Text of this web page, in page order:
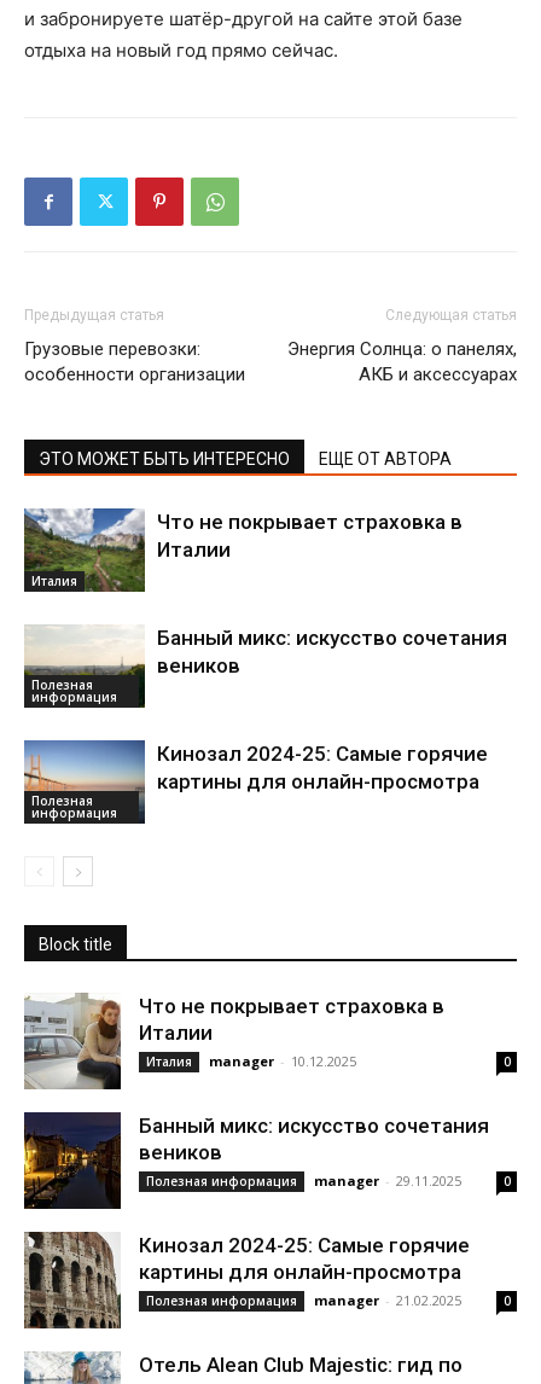
и забронируете шатёр-другой на сайте этой базе
отдыха на новый год прямо сейчас.
Предыдущая статья
Грузовые перевозки:
особенности организации
Следующая статья
Энергия Солнца: о панелях,
АКБ и аксессуарах
ЭТО МОЖЕТ БЫТЬ ИНТЕРЕСНО ЕЩЕ ОТ АВТОРА
Италия
Что не покрывает страховка в
Италии
Полезная
информация
Банный микс: искусство сочетания
веников
Полезная
информация
Кинозал 2024-25: Самые горячие
картины для онлайн-просмотра
Block title
Что не покрывает страховка в
Италии
Италия manager - 10.12.2025 0
Банный микс: искусство сочетания
веников
Полезная информация manager - 29.11.2025 0
Кинозал 2024-25: Самые горячие
картины для онлайн-просмотра
Полезная информация manager - 21.02.2025 0
Отель Alean Club Majestic: гид по